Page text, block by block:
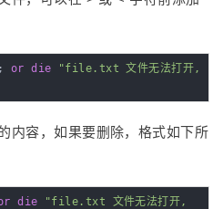
or die
"file.txt 文件无法打开,
内容，如果要删除，格式如下所
die
"file.txt 文件无法打开,